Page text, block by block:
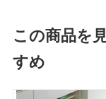
この商品を
すめ